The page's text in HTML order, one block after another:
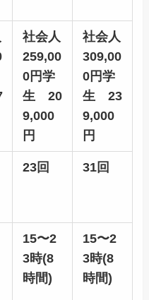
社会人
259,00
0円学
生 20
9,000
円
社会人
309,00
0円学
生 23
9,000
円
23回 31回
15〜2
3時(8
時間)
15〜2
3時(8
時間)